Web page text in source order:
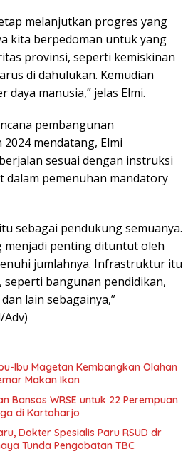
melanjutkan progres yang
kita berpedoman untuk yang
provinsi, seperti kemiskinan
di dahulukan. Kemudian
daya manusia,” jelas Elmi.
pembangunan
mendatang, Elmi
sesuai dengan instruksi
dalam pemenuhan mandatory
sebagai pendukung semuanya.
penting dituntut oleh
jumlahnya. Infrastruktur itu
seperti bangunan pendidikan,
lain sebagainya,”
Ibu Magetan Kembangkan Olahan
Makan Ikan
Bansos WRSE untuk 22 Perempuan
di Kartoharjo
Dokter Spesialis Paru RSUD dr
Tunda Pengobatan TBC